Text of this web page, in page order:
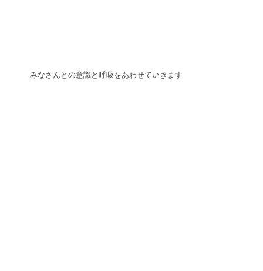
みなさんとの意識と呼吸をあわせていきます